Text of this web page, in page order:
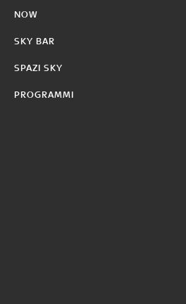
NOW
SKY BAR
SPAZI SKY
PROGRAMMI